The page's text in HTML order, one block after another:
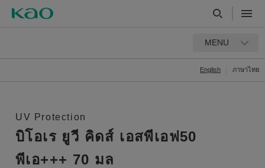
MENU
English ภาษาไทย
UV Protection
บิโอเร ยูวี คิดส์ เอสพีเอฟ50
พีเอ+++ 70 มล